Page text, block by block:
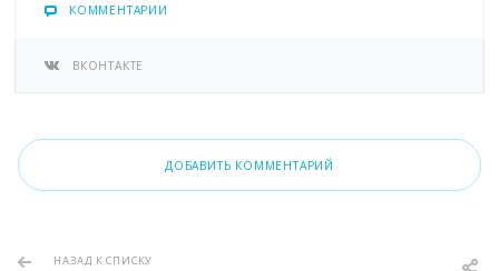
КОММЕНТАРИИ
ВКОНТАКТЕ
ДОБАВИТЬ КОММЕНТАРИЙ
НАЗАД К СПИСКУ